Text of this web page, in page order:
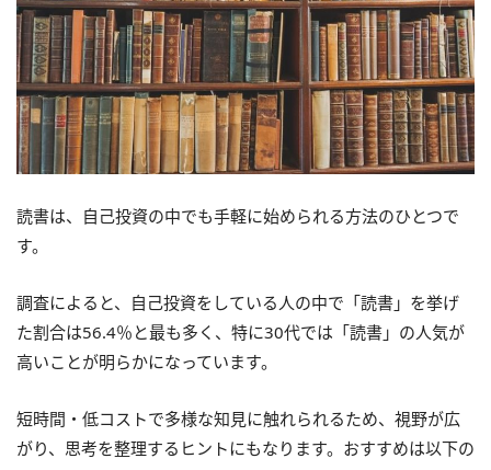
読書は、自己投資の中でも手軽に始められる方法のひとつで
す。
調査によると、自己投資をしている人の中で「読書」を挙げ
た割合は56.4％と最も多く、特に30代では「読書」の人気が
高いことが明らかになっています。
短時間・低コストで多様な知見に触れられるため、視野が広
がり、思考を整理するヒントにもなります。おすすめは以下の